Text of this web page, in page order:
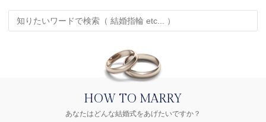
HOW TO MARRY
あなたはどんな結婚式をあげたいですか？